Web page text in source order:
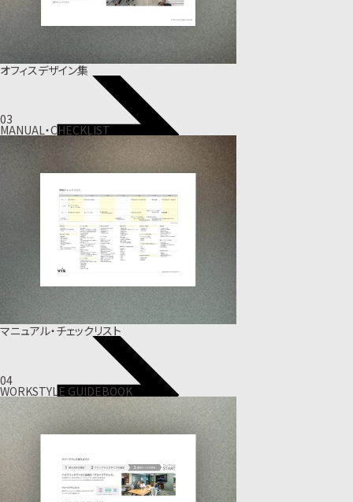
オフィスデザイン集
03
MANUAL・CHECKLIST
マニュアル・チェックリスト
04
WORKSTYLE GUIDEBOOK